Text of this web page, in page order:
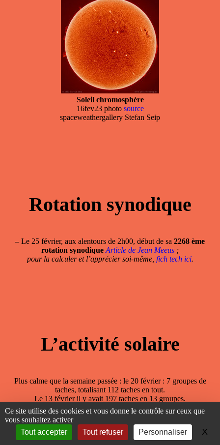
Soleil chromosphère
16fev23 photo source
spaceweathergallery Stefan Seip
Rotation synodique
–Le 25 février, aux alentours de 2h00, début de sa 2268 ème
rotation synodique Article de Jean Meeus ;
pour la calculer et l’apprécier soi-même, fich tech ici.
L’activité solaire
Plus calme que la semaine passée : le 20 février : 7 groupes de
taches, totalisant 112 taches en tout.
Le 13 février il y avait 197 taches en 13 groupes.
En 2022, un seul jour sans tache (le 6 juin), en 2021, 64 jours
sans tache, en 2020, 208 ; en 2019, 281.
L’activité solaire sous tous ses aspects dans cesite en français
spaceweatherlive.com/fr
C’est quoi une éruption solaire, rappel par Jean Pierre Martin
Ce site utilise des cookies et vous donne le contrôle sur ceux que
vous souhaitez activer
Tout accepter
Tout refuser Personnaliser X